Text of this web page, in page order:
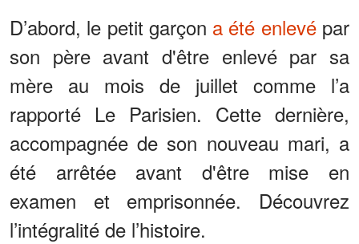
D’abord, le petit garçon a été enlevépar
son père avant d'être enlevé par sa
mère au mois de juillet comme l’a
rapporté Le Parisien. Cette dernière,
accompagnée de son nouveau mari, a
été arrêtée avant d'être mise en
examen et emprisonnée. Découvrez
l’intégralité de l’histoire.